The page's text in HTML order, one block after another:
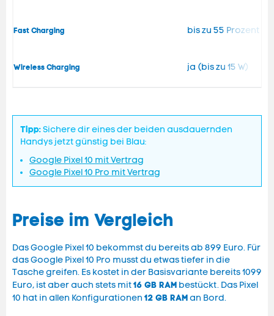
Fast Charging bis zu 55 Prozent
Wireless Charging ja (bis zu 15 W)
Tipp:Sichere dir eines der beiden ausdauernden
Handys jetzt günstig bei Blau:
Google Pixel 10 mit Vertrag
Google Pixel 10 Pro mit Vertrag
Preise im Vergleich
Das Google Pixel 10 bekommst du bereits ab 899 Euro. Für
das Google Pixel 10 Pro musst du etwas tiefer in die
Tasche greifen. Es kostet in der Basisvariante bereits 1099
Euro, ist aber auch stets mit16 GB RAM bestückt. Das Pixel
10 hat in allen Konfigurationen 12 GB RAMan Bord.